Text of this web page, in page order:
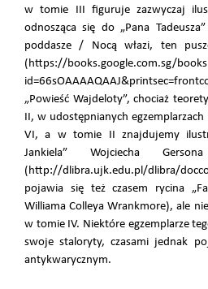
w tomie III figuruje zazwyczaj
odnosząca się do „Pana
poddasze / Nocą włazi, ten
(https://books.google.com.sg/
„Powieść Wajdeloty”, chociaż
II, w udostępnianych
VI, a w tomie II znajdujemy
Jankiela” Wojciecha
(http://dlibra.ujk.edu.pl/dlibra/
pojawia się też czasem rycina
Williama Colleya Wrankmore), ale
w tomie IV. Niektóre egzemplarze
swoje staloryty, czasami jednak
antykwarycznym.